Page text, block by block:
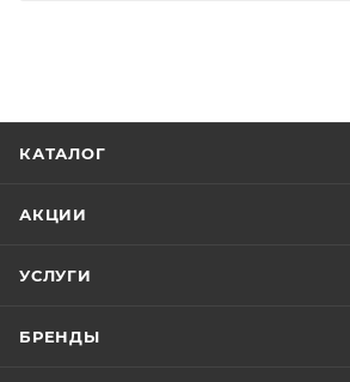
КАТАЛОГ
АКЦИИ
УСЛУГИ
БРЕНДЫ